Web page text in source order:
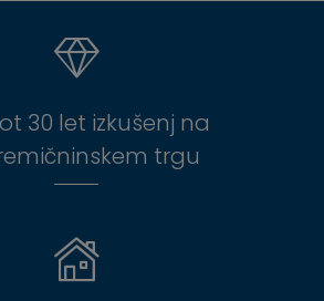
30 let izkušenj na
trgu